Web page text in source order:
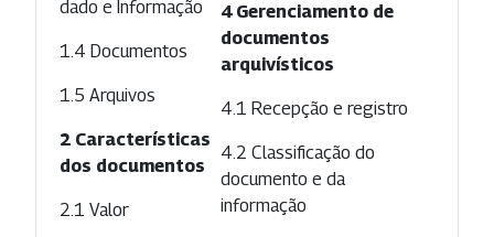
dado e Informação
1.4 Documentos
1.5 Arquivos
2 Características
dos documentos
2.1 Valor
4 Gerenciamento de
documentos
arquivísticos
4.1 Recepção e registro
4.2 Classificação do
documento e da
informação